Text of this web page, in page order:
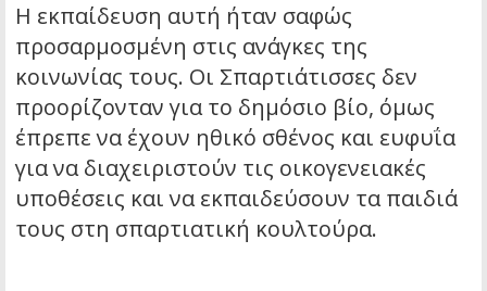
Η εκπαίδευση αυτή ήταν σαφώς
προσαρμοσμένη στις ανάγκες της
κοινωνίας τους. Οι Σπαρτιάτισσες δεν
προορίζονταν για το δημόσιο βίο, όμως
έπρεπε να έχουν ηθικό σθένος και ευφυΐα
για να διαχειριστούν τις οικογενειακές
υποθέσεις και να εκπαιδεύσουν τα παιδιά
τους στη σπαρτιατική κουλτούρα.